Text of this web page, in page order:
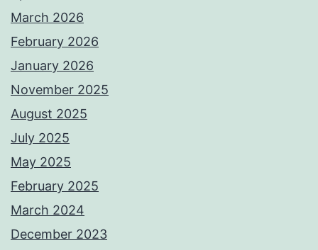
March 2026
February 2026
January 2026
November 2025
August 2025
July 2025
May 2025
February 2025
March 2024
December 2023